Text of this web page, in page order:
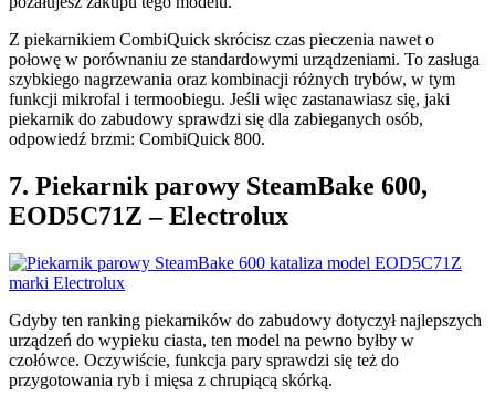
Z piekarnikiem CombiQuick skrócisz czas pieczenia nawet o
połowę w porównaniu ze standardowymi urządzeniami. To zasługa
szybkiego nagrzewania oraz kombinacji różnych trybów, w tym
funkcji mikrofal i termoobiegu. Jeśli więc zastanawiasz się, jaki
piekarnik do zabudowy sprawdzi się dla zabieganych osób,
odpowiedź brzmi: CombiQuick 800.
7. Piekarnik parowy SteamBake 600,
EOD5C71Z – Electrolux
Gdyby ten ranking piekarników do zabudowy dotyczył najlepszych
urządzeń do wypieku ciasta, ten model na pewno byłby w
czołówce. Oczywiście, funkcja pary sprawdzi się też do
przygotowania ryb i mięsa z chrupiącą skórką.